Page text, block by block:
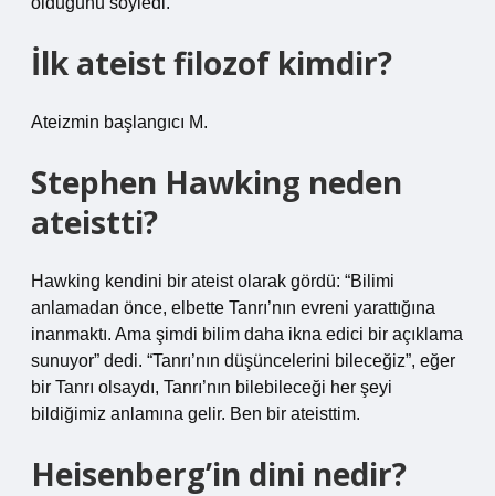
İlk ateist filozof kimdir?
Ateizmin başlangıcı M.
Stephen Hawking neden
ateistti?
Hawking kendini bir ateist olarak gördü: “Bilimi
anlamadan önce, elbette Tanrı’nın evreni yarattığına
inanmaktı. Ama şimdi bilim daha ikna edici bir açıklama
sunuyor” dedi. “Tanrı’nın düşüncelerini bileceğiz”, eğer
bir Tanrı olsaydı, Tanrı’nın bilebileceği her şeyi
bildiğimiz anlamına gelir. Ben bir ateisttim.
Heisenberg’in dini nedir?